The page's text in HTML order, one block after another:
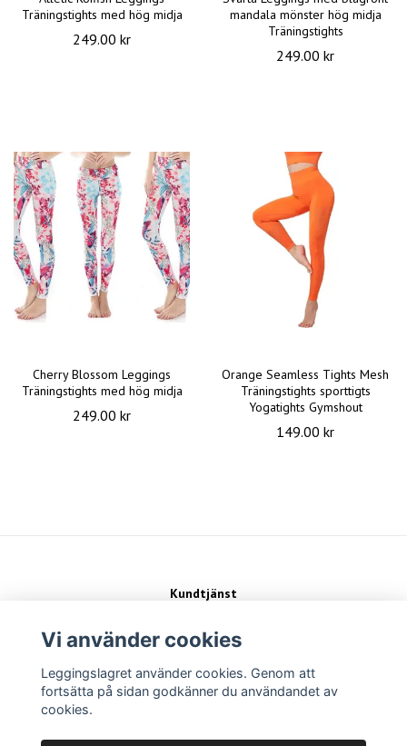
Träningstights med hög midja
249.00 kr
mandala mönster hög midja
Träningstights
249.00 kr
Cherry Blossom Leggings
Träningstights med hög midja
249.00 kr
Orange Seamless Tights Mesh
Träningstights sporttigts
Yogatights Gymshout
149.00 kr
Kundtjänst
Köpvillkor
Sociala medier
Vi använder cookies
Leggingslagret använder cookies. Genom att
fortsätta på sidan godkänner du användandet av
cookies.